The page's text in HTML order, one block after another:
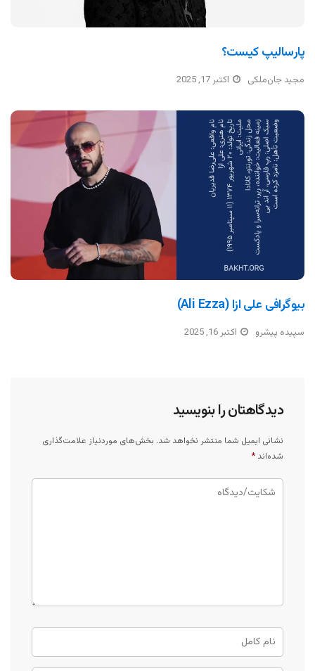
پارسالیپ کیست؟
مجید جان‌ملکی اکتبر 17, 2025
بیوگرافی علی ازا (Ali Ezza)
سپیده پیشرو اکتبر 16, 2025
دیدگاهتان را بنویسید
نشانی ایمیل شما منتشر نخواهد شد. بخش‌های موردنیاز علامت‌گذاری
شده‌اند *